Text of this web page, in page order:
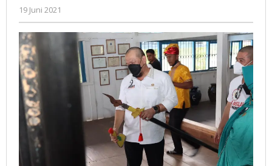
19 Juni 2021
Gatot
Susanto